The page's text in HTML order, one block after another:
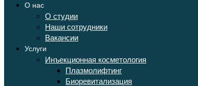
О нас
О студии
Наши сотрудники
Вакансии
Услуги
Инъекционная косметология
Плазмолифтинг
Биоревитализация